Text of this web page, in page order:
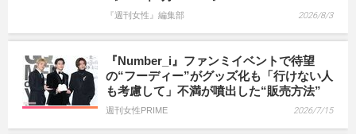
『週刊女性』編集部 2026/8/3
『Number_i』ファンミイベントで待望
の“フーディー”がグッズ化も「行けない人
も考慮して」不満が噴出した“販売方法”
週刊女性PRIME 2026/7/15